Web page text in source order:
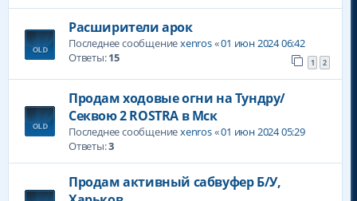
Расширители арок
Последнее сообщениеxenros«01 июн 2024 06:42
Ответы:15 1 2
Продам ходовые огни на Тундру/
Секвою 2 ROSTRA в Мск
Последнее сообщениеxenros«01 июн 2024 05:29
Ответы:3
Продам активный сабвуфер Б/У,